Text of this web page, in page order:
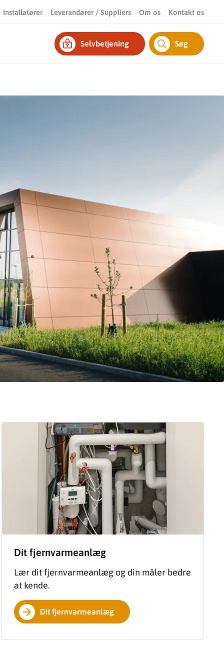
Installatører Leverandører / Suppliers Om os Kontakt os
Selvbetjening Søg
Dit fjernvarmeanlæg
Lær dit fjernvarmeanlæg og din måler bedre
at kende.
Dit fjernvarmeanlæg